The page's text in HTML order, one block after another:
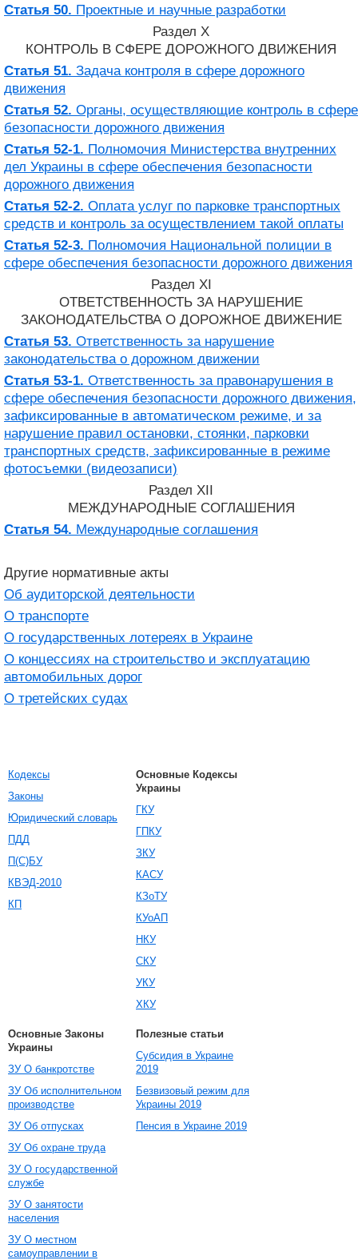
Статья 50. Проектные и научные разработки
Раздел Х
КОНТРОЛЬ В СФЕРЕ ДОРОЖНОГО ДВИЖЕНИЯ
Статья 51. Задача контроля в сфере дорожного
движения
Статья 52. Органы, осуществляющие контроль в сфере
безопасности дорожного движения
Статья 52-1. Полномочия Министерства внутренних
дел Украины в сфере обеспечения безопасности
дорожного движения
Статья 52-2. Оплата услуг по парковке транспортных
средств и контроль за осуществлением такой оплаты
Статья 52-3. Полномочия Национальной полиции в
сфере обеспечения безопасности дорожного движения
Раздел XI
ОТВЕТСТВЕННОСТЬ ЗА НАРУШЕНИЕ
ЗАКОНОДАТЕЛЬСТВА О ДОРОЖНОЕ ДВИЖЕНИЕ
Статья 53. Ответственность за нарушение
законодательства о дорожном движении
Статья 53-1. Ответственность за правонарушения в
сфере обеспечения безопасности дорожного движения,
зафиксированные в автоматическом режиме, и за
нарушение правил остановки, стоянки, парковки
транспортных средств, зафиксированные в режиме
фотосъемки (видеозаписи)
Раздел XII
МЕЖДУНАРОДНЫЕ СОГЛАШЕНИЯ
Статья 54. Международные соглашения
Другие нормативные акты
Об аудиторской деятельности
О транспорте
О государственных лотереях в Украине
О концессиях на строительство и эксплуатацию
автомобильных дорог
О третейских судах
Кодексы
Законы
Юридический словарь
ПДД
П(С)БУ
КВЭД-2010
КП
Основные Кодексы
Украины
ГКУ
ГПКУ
ЗКУ
КАСУ
КЗоТУ
КУоАП
НКУ
СКУ
УКУ
ХКУ
Основные Законы
Украины
ЗУ О банкротстве
ЗУ Об исполнительном
производстве
ЗУ Об отпусках
ЗУ Об охране труда
ЗУ О государственной
службе
ЗУ О занятости
населения
ЗУ О местном
самоуправлении в
Полезные статьи
Субсидия в Украине
2019
Безвизовый режим для
Украины 2019
Пенсия в Украине 2019